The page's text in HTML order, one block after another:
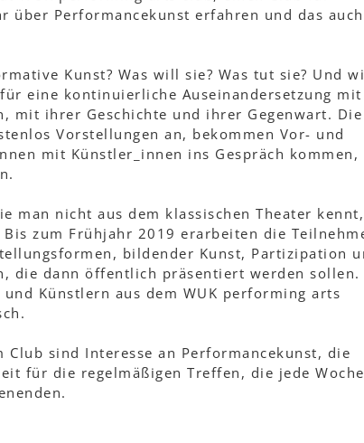
über Performancekunst erfahren und das auch
Kunst? Was will sie? Was tut sie? Und
eine kontinuierliche Auseinandersetzung mit
mit ihrer Geschichte und ihrer Gegenwart. Die
Vorstellungen an, bekommen Vor- und
mit Künstler_innen ins Gespräch kommen,
man nicht aus dem klassischen Theater kennt,
zum Frühjahr 2019 erarbeiten die
bildender Kunst, Partizipation
die dann öffentlich präsentiert werden sollen.
Künstlern aus dem WUK performing arts
sind Interesse an Performancekunst, die
für die regelmäßigen Treffen, die jede Woche